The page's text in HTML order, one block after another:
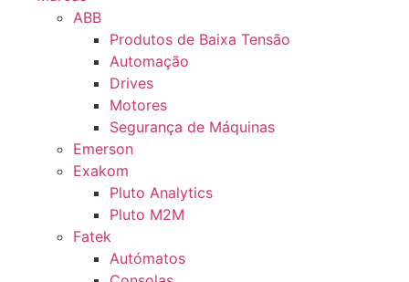
ABB
Produtos de Baixa Tensão
Automação
Drives
Motores
Segurança de Máquinas
Emerson
Exakom
Pluto Analytics
Pluto M2M
Fatek
Autómatos